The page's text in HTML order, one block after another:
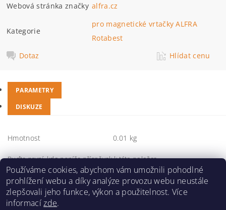
Webová stránka značky alfra.cz
Kategorie
pro magnetické vrtačky ALFRA
Rotabest
Dotaz
Hlídat cenu
PARAMETRY
DISKUZE
Hmotnost 0.01 kg
Buďte první, kdo napíše příspěvek k této položce.
Přidat komentář
Používáme cookies, abychom vám umožnili pohodlné
prohlížení webu a díky analýze provozu webu neustále
zlepšovali jeho funkce, výkon a použitelnost. Více
informacízde.